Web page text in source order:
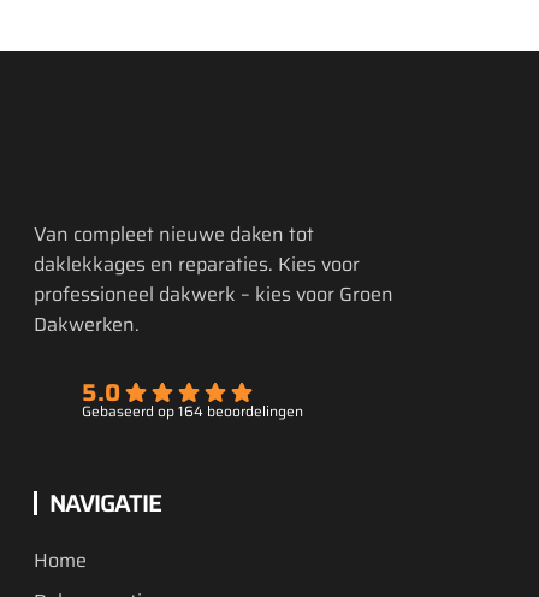
Van compleet nieuwe daken tot
daklekkages en reparaties. Kies voor
professioneel dakwerk – kies voor Groen
Dakwerken.
5.0
Gebaseerd op 164 beoordelingen
NAVIGATIE
Home